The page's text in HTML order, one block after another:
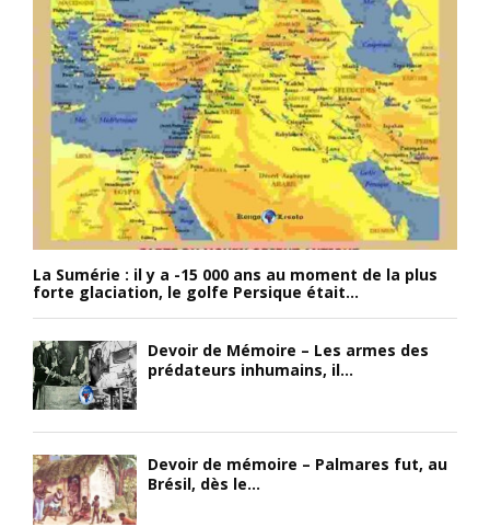
La Sumérie : il y a -15 000 ans au moment de la plus
forte glaciation, le golfe Persique était...
Devoir de Mémoire – Les armes des
prédateurs inhumains, il...
Devoir de mémoire – Palmares fut, au
Brésil, dès le...